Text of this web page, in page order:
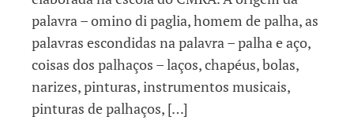
palavra – omino di paglia, homem de palha, as
palavras escondidas na palavra – palha e aço,
coisas dos palhaços – laços, chapéus, bolas,
narizes, pinturas, instrumentos musicais,
pinturas de palhaços, […]